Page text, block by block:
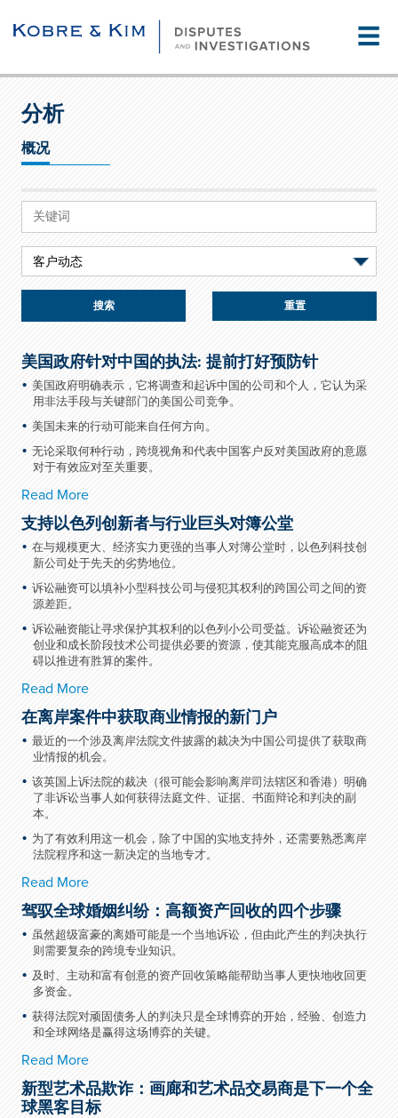
☰
分析
概况
重置
美国政府针对中国的执法: 提前打好预防针
美国政府明确表示，它将调查和起诉中国的公司和个人，它认为采
用非法手段与关键部门的美国公司竞争。
美国未来的行动可能来自任何方向。
无论采取何种行动，跨境视角和代表中国客户反对美国政府的意愿
对于有效应对至关重要。
Read More
支持以色列创新者与行业巨头对簿公堂
在与规模更大、经济实力更强的当事人对簿公堂时，以色列科技创
新公司处于先天的劣势地位。
诉讼融资可以填补小型科技公司与侵犯其权利的跨国公司之间的资
源差距。
诉讼融资能让寻求保护其权利的以色列小公司受益。诉讼融资还为
创业和成长阶段技术公司提供必要的资源，使其能克服高成本的阻
碍以推进有胜算的案件。
Read More
在离岸案件中获取商业情报的新门户
最近的一个涉及离岸法院文件披露的裁决为中国公司提供了获取商
业情报的机会。
该英国上诉法院的裁决（很可能会影响离岸司法辖区和香港）明确
了非诉讼当事人如何获得法庭文件、证据、书面辩论和判决的副
本。
为了有效利用这一机会，除了中国的实地支持外，还需要熟悉离岸
法院程序和这一新决定的当地专才。
Read More
驾驭全球婚姻纠纷：高额资产回收的四个步骤
虽然超级富豪的离婚可能是一个当地诉讼，但由此产生的判决执行
则需要复杂的跨境专业知识。
及时、主动和富有创意的资产回收策略能帮助当事人更快地收回更
多资金。
获得法院对顽固债务人的判决只是全球博弈的开始，经验、创造力
和全球网络是赢得这场博弈的关键。
Read More
新型艺术品欺诈：画廊和艺术品交易商是下一个全
球黑客目标